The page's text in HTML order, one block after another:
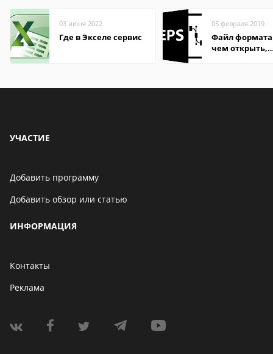
03 июня 2022
Где в Экселе сервис
05 февраля 2019
Файл формата
чем открыть,
УЧАСТИЕ
Добавить программу
Добавить обзор или статью
ИНФОРМАЦИЯ
Контакты
Реклама